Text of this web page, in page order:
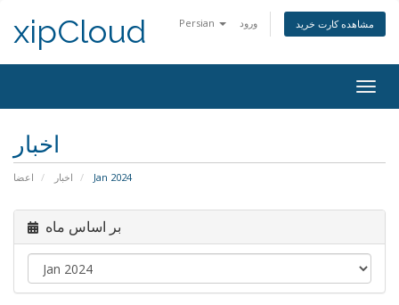
Persian ورود مشاهده کارت خرید xipCloud
اخبار
اعضا اخبار Jan 2024
بر اساس ماه